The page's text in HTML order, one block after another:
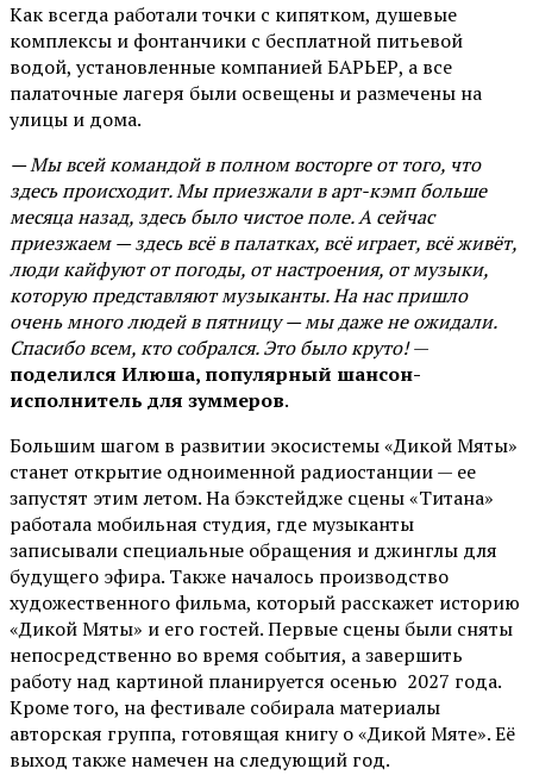
Как всегда работали точки с кипятком, душевые
комплексы и фонтанчики с бесплатной питьевой
водой, установленные компанией БАРЬЕР, а все
палаточные лагеря были освещены и размечены на
улицы и дома.
— Мы всей командой в полном восторге от того, что
здесь происходит. Мы приезжали в арт-кэмп больше
месяца назад, здесь было чистое поле. А сейчас
приезжаем — здесь всё в палатках, всё играет, всё живёт,
люди кайфуют от погоды, от настроения, от музыки,
которую представляют музыканты. На нас пришло
очень много людей в пятницу — мы даже не ожидали.
Спасибо всем, кто собрался. Это было круто!—
поделился Илюша, популярный шансон-
исполнитель для зуммеров.
Большим шагом в развитии экосистемы «Дикой Мяты»
станет открытие одноименной радиостанции — ее
запустят этим летом. На бэкстейдже сцены «Титана»
работала мобильная студия, где музыканты
записывали специальные обращения и джинглы для
будущего эфира. Также началось производство
художественного фильма, который расскажет историю
«Дикой Мяты» и его гостей. Первые сцены были сняты
непосредственно во время события, а завершить
работу над картиной планируется осенью 2027 года.
Кроме того, на фестивале собирала материалы
авторская группа, готовящая книгу о «Дикой Мяте». Её
выход также намечен на следующий год.